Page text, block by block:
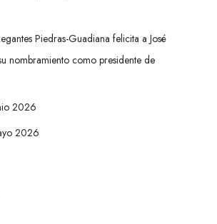
Piedras-Guadiana felicita a José
nombramiento como presidente de
2026
2026